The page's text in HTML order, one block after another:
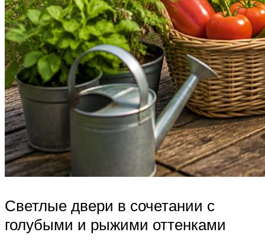
Светлые двери в сочетании с
голубыми и рыжими оттенками